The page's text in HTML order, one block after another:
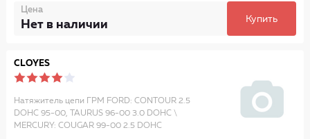
Цена
Нет в наличии Купить
CLOYES
Натяжитель цепи ГРМ FORD: CONTOUR 2.5
DOHC 95-00, TAURUS 96-00 3.0 DOHC \
MERCURY: COUGAR 99-00 2.5 DOHC